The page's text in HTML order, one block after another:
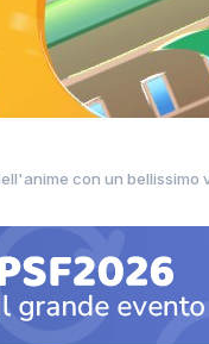
con un